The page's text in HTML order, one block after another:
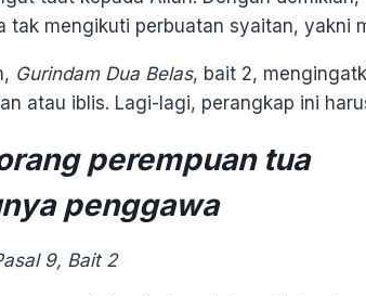
tak mengikuti perbuatan syaitan, yakni
Gurindam Dua Belas, bait 2,
atau iblis. Lagi-lagi, perangkap ini
perempuan tua
penggawa
9, Bait 2